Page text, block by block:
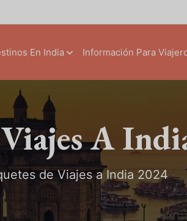
En India Información Para
A
de Viajes a India 2024